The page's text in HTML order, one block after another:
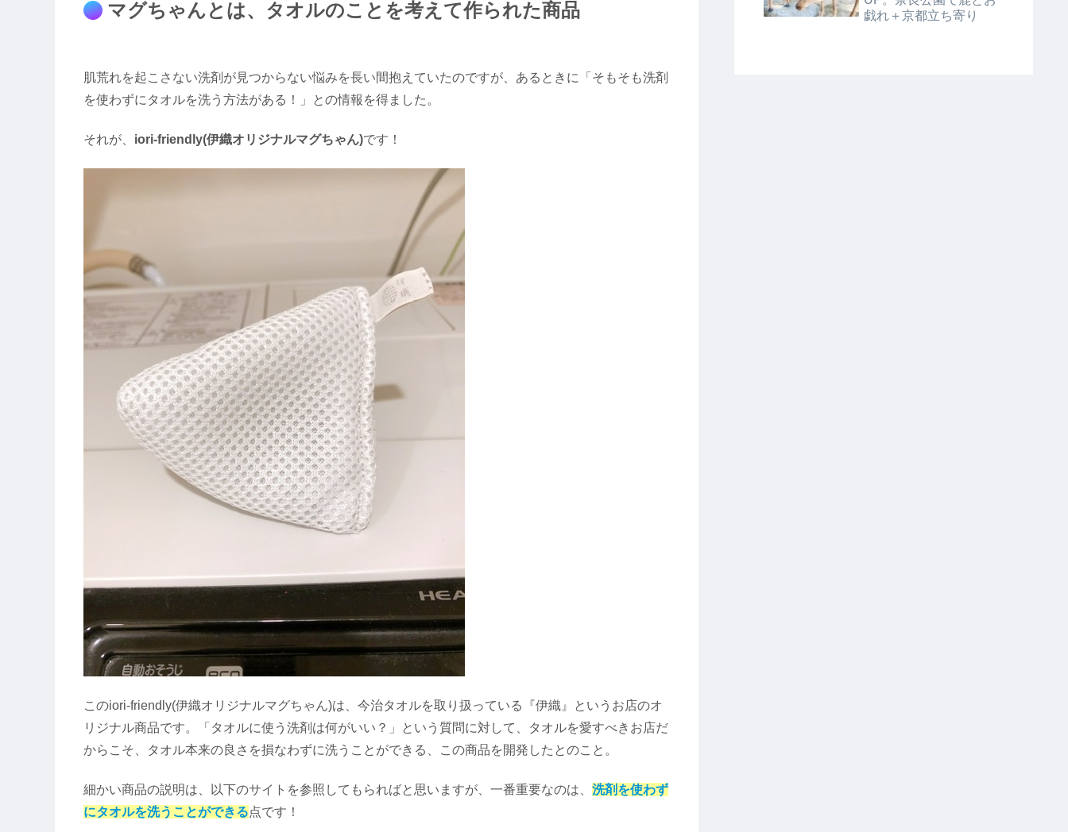
マグちゃんとは、タオルのことを考えて作られた商品
肌荒れを起こさない洗剤が見つからない悩みを長い間抱えていたのですが、あるときに「そもそも洗剤
を使わずにタオルを洗う方法がある！」との情報を得ました。
それが、 iori-friendly(伊織オリジナルマグちゃん)です！
このiori-friendly(伊織オリジナルマグちゃん)は、今治タオルを取り扱っている『伊織』というお店のオ
リジナル商品です。「タオルに使う洗剤は何がいい？」という質問に対して、タオルを愛すべきお店だ
からこそ、タオル本来の良さを損なわずに洗うことができる、この商品を開発したとのこと。
細かい商品の説明は、以下のサイトを参照してもらればと思いますが、一番重要なのは、 洗剤を使わず
にタオルを洗うことができる点です！
戯れ＋京都立ち寄り